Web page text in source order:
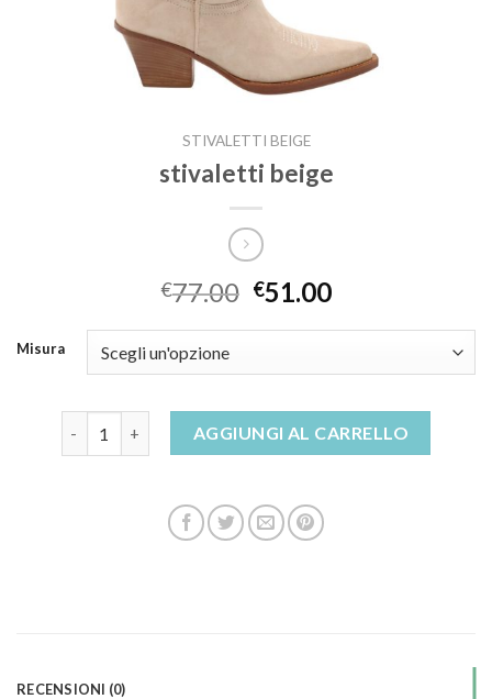
STIVALETTI BEIGE
stivaletti beige
€77.00 €51.00
Misura
stivaletti beige quantitàAGGIUNGI AL CARRELLO
RECENSIONI (0)